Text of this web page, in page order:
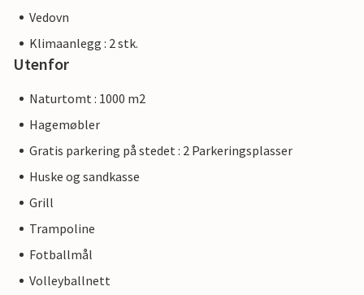
Vedovn
Klimaanlegg : 2 stk.
Utenfor
Naturtomt : 1000 m2
Hagemøbler
Gratis parkering på stedet : 2 Parkeringsplasser
Huske og sandkasse
Grill
Trampoline
Fotballmål
Volleyballnett